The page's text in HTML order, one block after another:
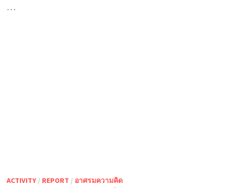
…
ACTIVITY/ REPORT / อาศรมความคิด